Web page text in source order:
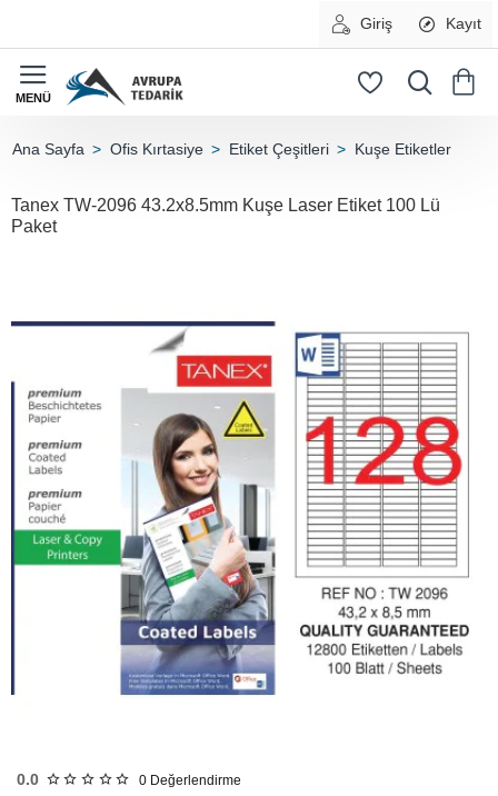
Giriş Kayıt
Ofis Kırtasiye Etiket Çeşitleri Kuşe Etiketler
Tanex TW-2096 43.2x8.5mm Kuşe Laser Etiket 100 Lü
Paket
0.0 0 Değerlendirme